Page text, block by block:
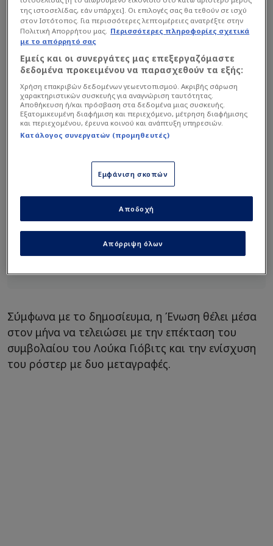
«Γιόβιτς+2 στο κάδρο», γράφει η εφημερίδα
Sportday στο πρωτοσέλιδο της και αναφέρεται
στο ρεπορτάζ της ποδοσφαιρικήςΑΕΚκαι την
περίπτωση του Σέρβου επιθετικού.
Διαβάστε επίσης...
Ο υπεραπαραίτητος στην
ΑΕΚ του Μάριου
Ηλιόπουλου - Τον
παρακολουθούν στενά
ΑΕΚ και Ολυμπιακός για
χαφ 14 εκατ. από την
Σύμφωνα με το δημοσίευμα, η Ένωση θέλει μέσα
στον μήνα να τελειώσει με την επέκταση του
συμβολαίου του Λούκα Γιόβιτς και την ενίσχυση
του ρόστερ με δυο μεταγραφές.
της ιστοσελίδας, εάν υπάρχει]. Οι επιλογές σας θα τεθούν σε ισχύ
στον Ιστότοπος. Για περισσότερες λεπτομέρειες ανατρέξτε στην
Πολιτική Απορρήτου μας. Περισσότερες πληροφορίες σχετικά
με το απόρρητό σας
Εμείς και οι συνεργάτες μας επεξεργαζόμαστε
δεδομένα προκειμένου να παρασχεθούν τα εξής:
Χρήση επακριβών δεδομένων γεωεντοπισμού. Ακριβής σάρωση
χαρακτηριστικών συσκευής για αναγνώριση ταυτότητας.
Αποθήκευση ή/και πρόσβαση στα δεδομένα μιας συσκευής.
Εξατομικευμένη διαφήμιση και περιεχόμενο, μέτρηση διαφήμισης
και περιεχομένου, έρευνα κοινού και ανάπτυξη υπηρεσιών.
Κατάλογος συνεργατών (προμηθευτές)
Εμφάνιση σκοπών
Απόρριψη όλων
Αποδοχή